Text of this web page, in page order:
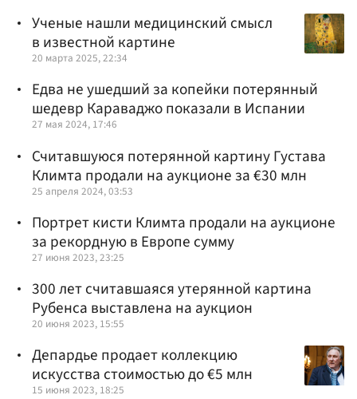
Ученые нашли медицинский смысл
в известной картине
20 марта 2025, 22:34
Едва не ушедший за копейки потерянный
шедевр Караваджо показали в Испании
27 мая 2024, 17:46
Считавшуюся потерянной картину Густава
Климта продали на аукционе за €30 млн
25 апреля 2024, 03:53
Портрет кисти Климта продали на аукционе
за рекордную в Европе сумму
27 июня 2023, 23:25
300 лет считавшаяся утерянной картина
Рубенса выставлена на аукцион
20 июня 2023, 15:55
Депардье продает коллекцию
искусства стоимостью до €5 млн
15 июня 2023, 18:25